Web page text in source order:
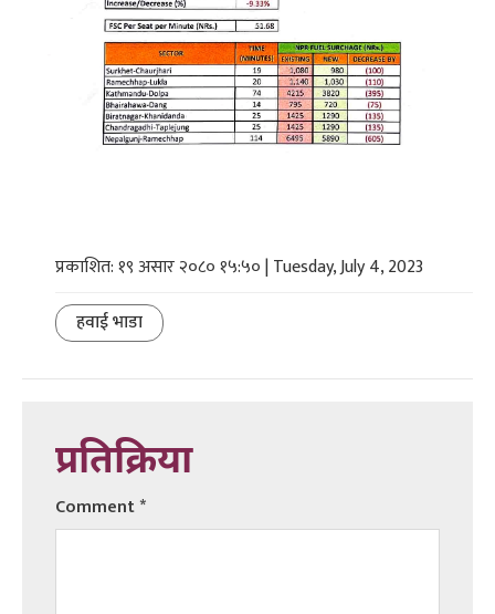
प्रकाशित: १९ असार २०८० १५:५० | Tuesday, July 4, 2023
हवाई भाडा
प्रतिक्रिया
Comment*